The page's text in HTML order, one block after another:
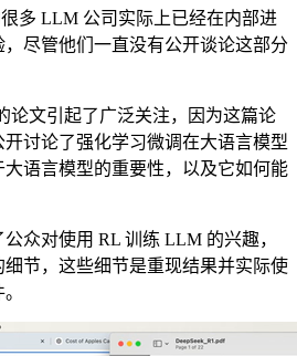
LLM 公司实际上已经在内部进
尽管他们一直没有公开谈论这部分
文引起了广泛关注，因为这篇论
讨论了强化学习微调在大语言模型
语言模型的重要性，以及它如何能
对使用 RL 训练 LLM 的兴趣，
节，这些细节是重现结果并实际使